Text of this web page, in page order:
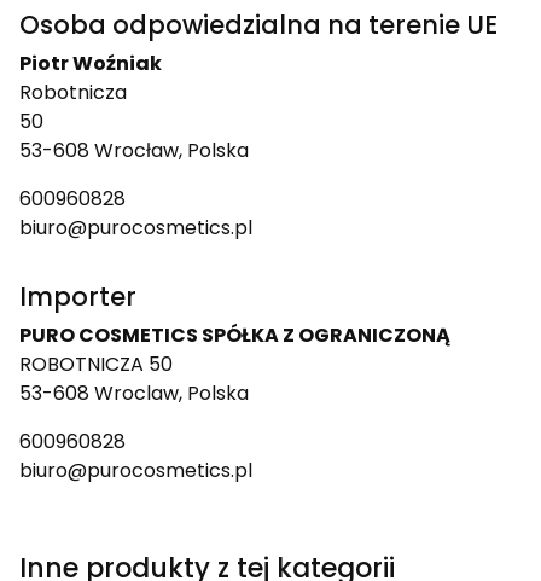
Osoba odpowiedzialna na terenie UE
Piotr Woźniak
Robotnicza
50
53-608 Wrocław, Polska
600960828
biuro@purocosmetics.pl
Importer
PURO COSMETICS SPÓŁKA Z OGRANICZONĄ
ROBOTNICZA 50
53-608 Wroclaw, Polska
600960828
biuro@purocosmetics.pl
Inne produkty z tej kategorii